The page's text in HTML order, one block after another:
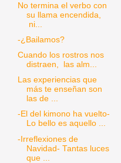
No termina el verbo con
su llama encendida,
ni...
-¿Bailamos?
Cuando los rostros nos
distraen, las alm...
Las experiencias que
más te enseñan son
las de ...
-El del kimono ha vuelto-
Lo bello es aquello ...
-Irreflexiones de
Navidad- Tantas luces
que ...